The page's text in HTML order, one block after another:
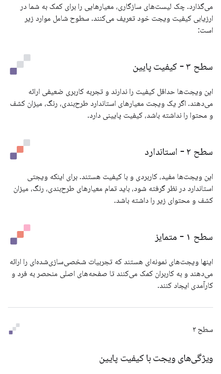
می‌گذارد. چک لیست‌های سازگاری، معیارهایی را برای کمک به شما در
ارزیابی کیفیت ویجت خود تعریف می‌کنند. سطوح شامل موارد زیر
است:
سطح ۳ - کیفیت پایین
این ویجت‌ها حداقل کیفیت را ندارند و تجربه کاربری ضعیفی ارائه
می‌دهند. اگر یک ویجت معیارهای استاندارد طرح‌بندی، رنگ، میزان کشف
و محتوا را نداشته باشد، کیفیت پایینی دارد.
سطح ۲ - استاندارد
این ویجت‌ها مفید، کاربردی و با کیفیت هستند. برای اینکه ویجتی
استاندارد در نظر گرفته شود، باید تمام معیارهای طرح‌بندی، رنگ، میزان
کشف و محتوای زیر را داشته باشد.
سطح ۱ - متمایز
اینها ویجت‌های نمونه‌ای هستند که تجربیات شخصی‌سازی‌شده‌ای را ارائه
می‌دهند و به کاربران کمک می‌کنند تا صفحه‌های اصلی منحصر به فرد و
کارآمدی ایجاد کنند.
سطح ۳
ویژگی‌های ویجت با کیفیت پایین